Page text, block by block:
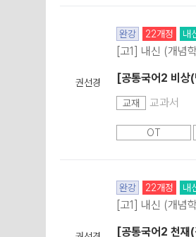
권선경
완강 22개정 내
[고1] 내신 (개념
[공통국어2 비상
교재 교과서
OT
완강 22개정 내
[고1] 내신 (개념
[공통국어2 천재